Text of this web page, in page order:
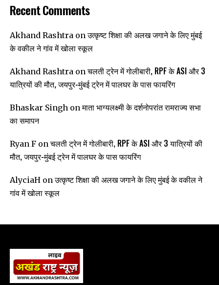
Recent Comments
Akhand Rashtra onउत्कृष्ट शिक्षा की अलख जगाने के लिए मुंबई
के वकील ने गांव में खोला स्कूल
Akhand Rashtra onचलती ट्रेन में गोलीबारी, RPF के ASI और 3
यात्रियों की मौत, जयपुर-मुंबई ट्रेन में पालघर के पास फायरिंग
Bhaskar Singh onमाता भाग्यलक्ष्मी के दर्शनोपरांत रामराज्य सभा
का समापन
Ryan F onचलती ट्रेन में गोलीबारी, RPF के ASI और 3 यात्रियों की
मौत, जयपुर-मुंबई ट्रेन में पालघर के पास फायरिंग
AlyciaH onउत्कृष्ट शिक्षा की अलख जगाने के लिए मुंबई के वकील ने
गांव में खोला स्कूल